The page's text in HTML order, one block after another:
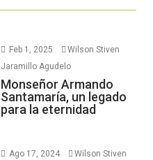
Feb 1, 2025
Wilson Stiven
Jaramillo Agudelo
Monseñor Armando
Santamaría, un legado
para la eternidad
Ago 17, 2024
Wilson Stiven